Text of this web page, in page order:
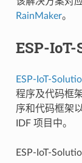
RainMaker。
ESP-
ESP-IoT-
程序及代码框
序和代码框架
IDF 项目中。
ESP-IoT-